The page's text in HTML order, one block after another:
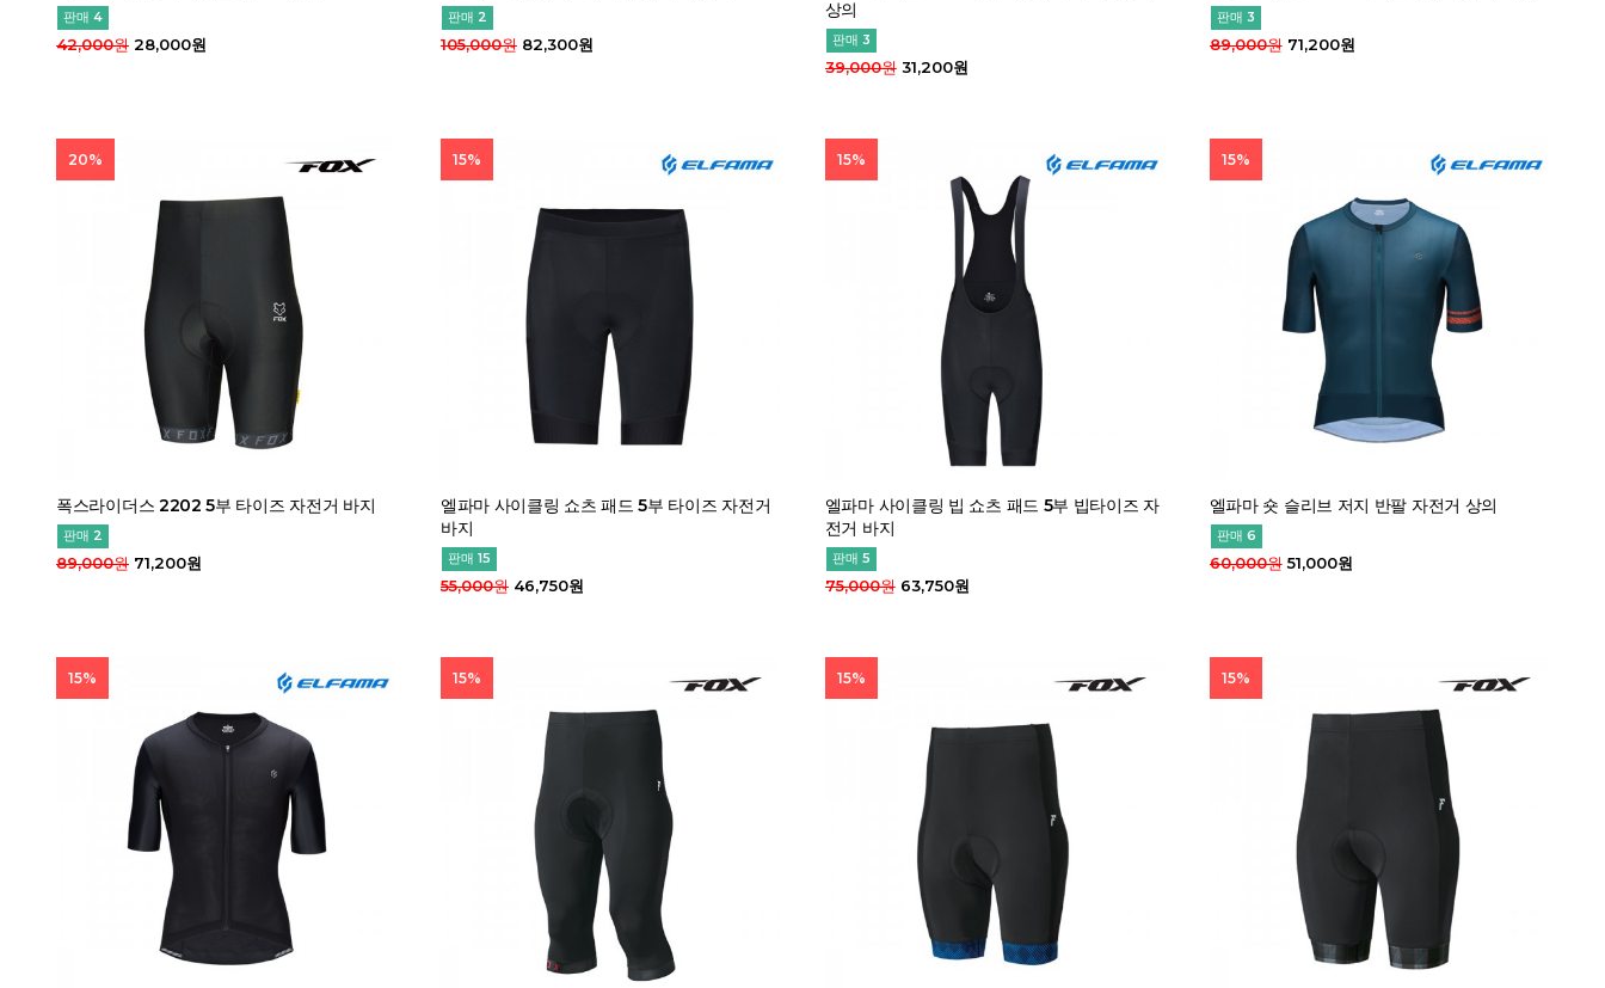
판매 4
42,000원 28,000원
판매 2
105,000원82,300원
상의
판매 3
39,000원31,200원
판매 3
89,000원71,200원
폭스라이더스 2202 5부 타이즈 자전거 바지
판매 2
20%
89,000원 71,200원
엘파마 사이클링 쇼츠 패드 5부 타이즈 자전거
바지
판매 15
15%
55,000원46,750원
엘파마 사이클링 빕 쇼츠 패드 5부 빕타이즈 자
전거 바지
판매 5
15%
75,000원63,750원
엘파마 숏 슬리브 저지 반팔 자전거 상의
판매 6
15%
60,000원51,000원
15% 15% 15% 15%